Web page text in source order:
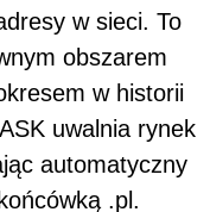
w sieci. To
obszarem
w historii
uwalnia rynek
automatyczny
.pl.